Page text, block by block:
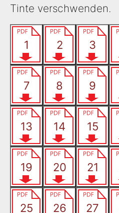
Tinte verschwenden.